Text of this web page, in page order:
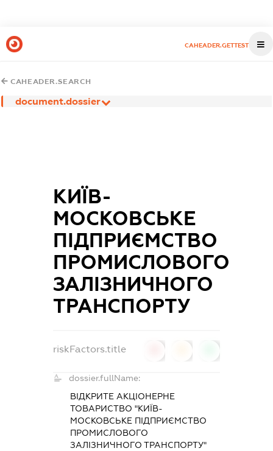
CAHEADER.GETTEST
CAHEADER.SEARCH
document.dossier
КИЇВ-
МОСКОВСЬКЕ
ПІДПРИЄМСТВО
ПРОМИСЛОВОГО
ЗАЛІЗНИЧНОГО
ТРАНСПОРТУ
riskFactors.title
dossier.fullName:
ВІДКРИТЕ АКЦІОНЕРНЕ
ТОВАРИСТВО "КИЇВ-
МОСКОВСЬКЕ ПІДПРИЄМСТВО
ПРОМИСЛОВОГО
ЗАЛІЗНИЧНОГО ТРАНСПОРТУ"